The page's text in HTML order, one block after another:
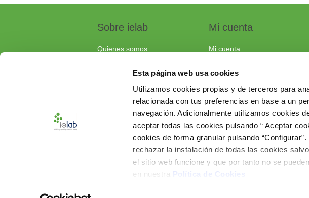
Esta página web usa cookies
Utilizamos cookies propias y de terceros para
relacionada con tus preferencias en base a un
navegación. Adicionalmente utilizamos cookies
aceptar todas las cookies pulsando “ Aceptar
cookies de forma granular pulsando
rechazar la instalación de todas las cookies
el sitio web funcione y que por tanto no se
en nuestra Política de Cookies
Sobre ielab
Quienes somos
Soluciones a medida
Contacta con nosotros
Documentos de interés
Preguntas frecuentes
Mi cuenta
Mi cuenta